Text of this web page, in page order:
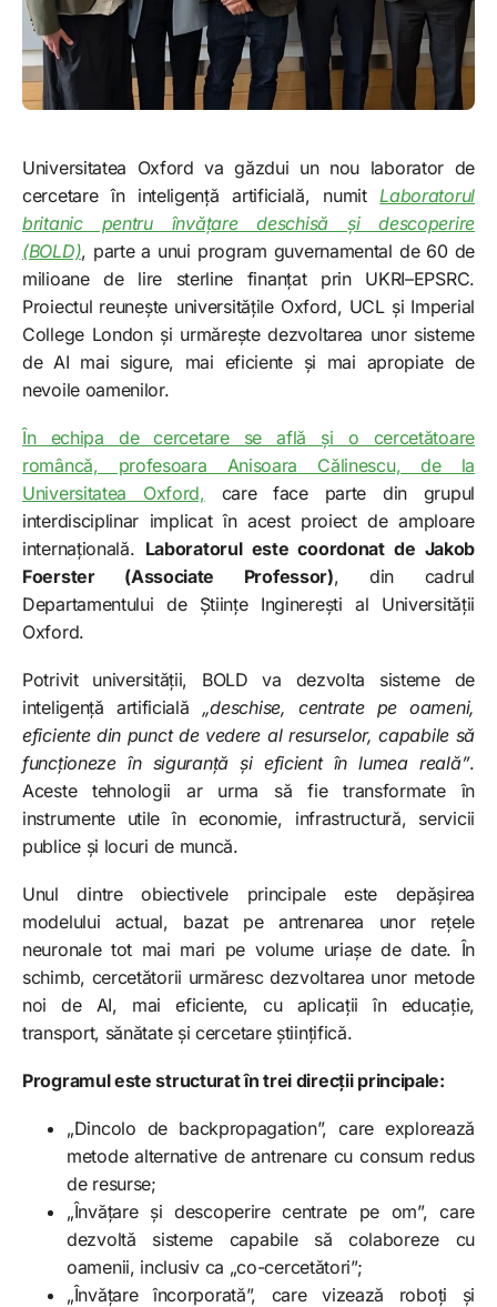
Universitatea Oxford va găzdui un nou laborator de
cercetare în inteligență artificială, numit Laboratorul
britanic pentru învățare deschisă și descoperire
(BOLD), parte a unui program guvernamental de 60 de
milioane de lire sterline finanțat prin UKRI–EPSRC.
Proiectul reunește universitățile Oxford, UCL și Imperial
College London și urmărește dezvoltarea unor sisteme
de AI mai sigure, mai eficiente și mai apropiate de
nevoile oamenilor.
În echipa de cercetare se află și o cercetătoare
româncă, profesoara Anisoara Călinescu, de la
Universitatea Oxford, care face parte din grupul
interdisciplinar implicat în acest proiect de amploare
internațională. Laboratorul este coordonat de Jakob
Foerster (Associate Professor), din cadrul
Departamentului de Științe Inginerești al Universității
Oxford.
Potrivit universității, BOLD va dezvolta sisteme de
inteligență artificială „deschise, centrate pe oameni,
eficiente din punct de vedere al resurselor, capabile să
funcționeze în siguranță și eficient în lumea reală”.
Aceste tehnologii ar urma să fie transformate în
instrumente utile în economie, infrastructură, servicii
publice și locuri de muncă.
Unul dintre obiectivele principale este depășirea
modelului actual, bazat pe antrenarea unor rețele
neuronale tot mai mari pe volume uriașe de date. În
schimb, cercetătorii urmăresc dezvoltarea unor metode
noi de AI, mai eficiente, cu aplicații în educație,
transport, sănătate și cercetare științifică.
Programul este structurat în trei direcții principale:
„Dincolo de backpropagation”, care explorează
metode alternative de antrenare cu consum redus
de resurse;
„Învățare și descoperire centrate pe om”, care
dezvoltă sisteme capabile să colaboreze cu
oamenii, inclusiv ca „co-cercetători”;
„Învățare încorporată”, care vizează roboți și